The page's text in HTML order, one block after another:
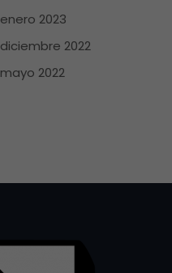
enero 2023
diciembre 2022
mayo 2022